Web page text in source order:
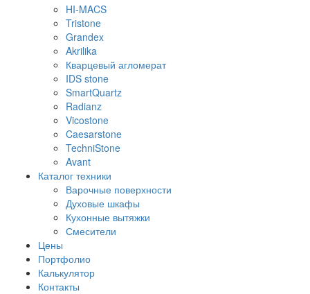
HI-MACS
Tristone
Grandex
Akrilika
Кварцевый агломерат
IDS stone
SmartQuartz
Radianz
Vicostone
Caesarstone
TechniStone
Avant
Каталог техники
Варочные поверхности
Духовые шкафы
Кухонные вытяжки
Смесители
Цены
Портфолио
Калькулятор
Контакты